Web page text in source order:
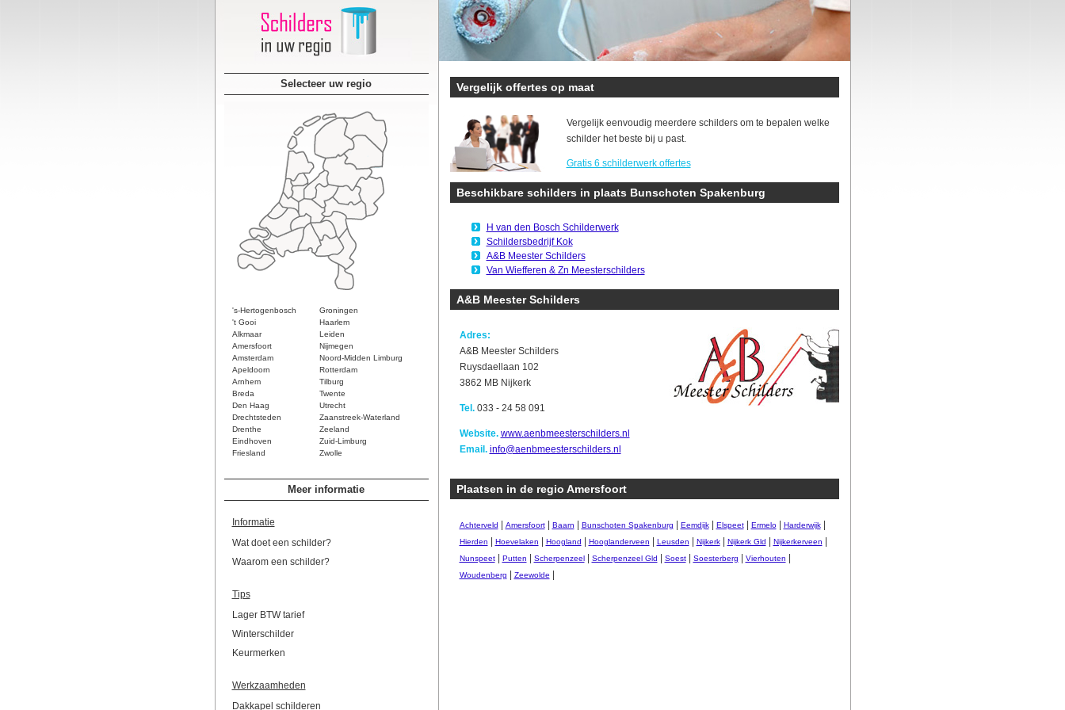
Selecteer uw regio
's-Hertogenbosch
Groningen
't Gooi
Haarlem
Alkmaar
Leiden
Amersfoort
Nijmegen
Amsterdam
Noord-Midden Limburg
Apeldoorn
Rotterdam
Arnhem
Tilburg
Breda
Twente
Den Haag
Utrecht
Drechtsteden
Zaanstreek-Waterland
Drenthe
Zeeland
Eindhoven
Zuid-Limburg
Friesland
Zwolle
Meer informatie
Informatie
Wat doet een schilder?
Waarom een schilder?
Tips
Lager BTW tarief
Winterschilder
Keurmerken
Werkzaamheden
Dakkapel schilderen
Vergelijk offertes op maat
Vergelijk eenvoudig meerdere schilders om te bepalen welke
schilder het beste bij u past.
Gratis 6 schilderwerk offertes
Beschikbare schilders in plaats Bunschoten Spakenburg
H van den Bosch Schilderwerk
Schildersbedrijf Kok
A&B Meester Schilders
Van Wiefferen & Zn Meesterschilders
A&B Meester Schilders
Adres:
A&B Meester Schilders
Ruysdaellaan 102
3862 MB Nijkerk
Tel.033 - 24 58 091
Website. www.aenbmeesterschilders.nl
Email. info@aenbmeesterschilders.nl
Plaatsen in de regio Amersfoort
Achterveld Amersfoort| Baarn Bunschoten Spakenburg Eemdijk| Elspeet| Ermelo| Harderwijk|
Hierden Hoevelaken Hoogland Hooglanderveen Leusden Nijkerk| Nijkerk Gld Nijkerkerveen
Nunspeet| Putten Scherpenzeel| Scherpenzeel Gld Soest| Soesterberg Vierhouten
Woudenberg Zeewolde